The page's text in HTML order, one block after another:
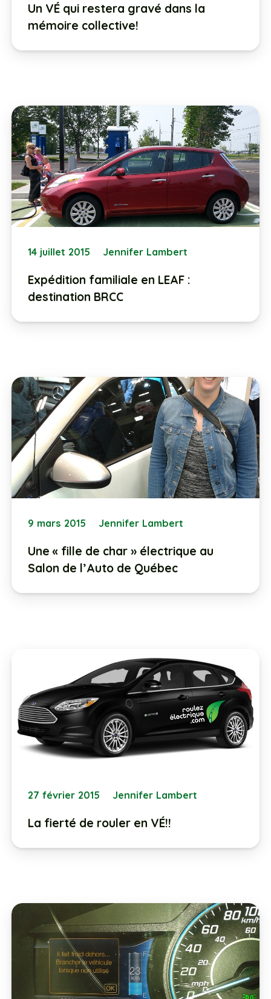
Un VÉ qui restera gravé dans la
mémoire collective!
14 juillet 2015 Jennifer Lambert
Expédition familiale en LEAF :
destination BRCC
9 mars 2015 Jennifer Lambert
Une « fille de char » électrique au
Salon de l’Auto de Québec
27 février 2015 Jennifer Lambert
La fierté de rouler en VÉ!!